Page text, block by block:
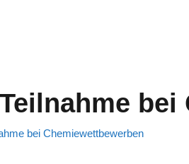
bei